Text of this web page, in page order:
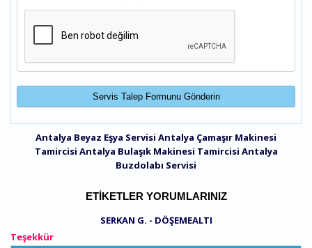
Antalya Beyaz Eşya Servisi Antalya Çamaşır Makinesi
Tamircisi Antalya Bulaşık Makinesi Tamircisi Antalya
Buzdolabı Servisi
ETIKETLER YORUMLARINIZ
SERKAN G. - DÖŞEMEALTI
Teşekkür